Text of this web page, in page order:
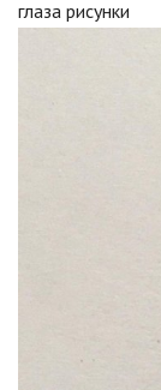
глаза рисунки